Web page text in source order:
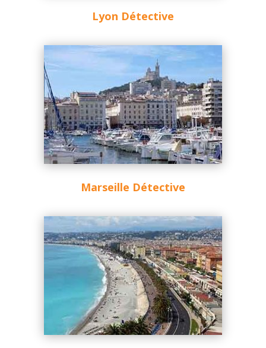
Lyon Détective
Marseille Détective